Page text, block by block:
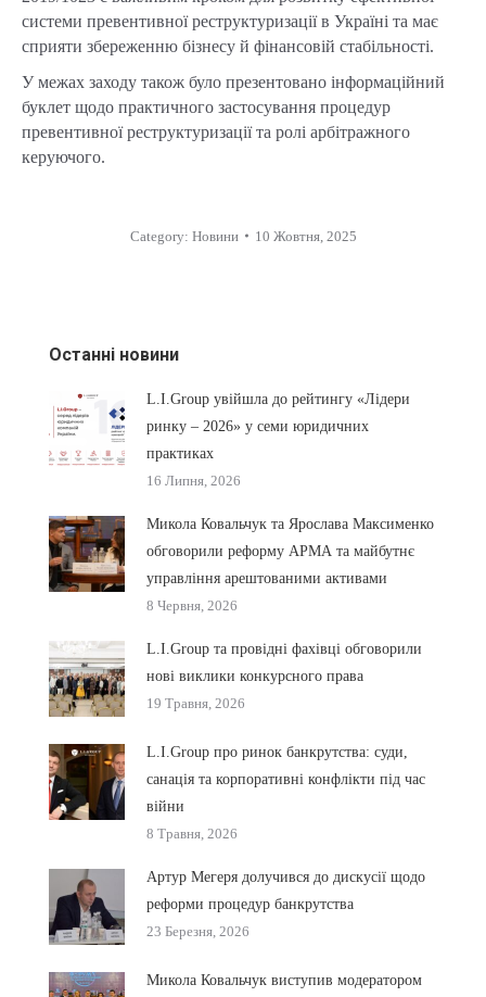
системи превентивної реструктуризації в Україні та має
сприяти збереженню бізнесу й фінансовій стабільності.
У межах заходу також було презентовано інформаційний
буклет щодо практичного застосування процедур
превентивної реструктуризації та ролі арбітражного
керуючого.
Category: Новини 10 Жовтня, 2025
Останні новини
L.I.Group увійшла до рейтингу «Лідери
ринку – 2026» у семи юридичних
практиках
16 Липня, 2026
Микола Ковальчук та Ярослава Максименко
обговорили реформу АРМА та майбутнє
управління арештованими активами
8 Червня, 2026
L.I.Group та провідні фахівці обговорили
нові виклики конкурсного права
19 Травня, 2026
L.I.Group про ринок банкрутства: суди,
санація та корпоративні конфлікти під час
війни
8 Травня, 2026
Артур Мегеря долучився до дискусії щодо
реформи процедур банкрутства
23 Березня, 2026
Микола Ковальчук виступив модератором